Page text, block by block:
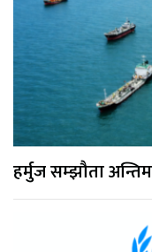
हर्मुज सम्झौता